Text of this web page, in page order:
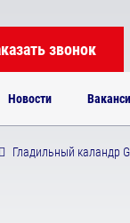
Новости
звонок
Гладильный каландр